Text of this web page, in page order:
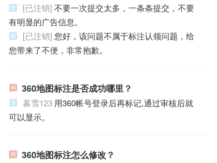
[已注销] 不要一次提交太多，一条条提交，不要
有明显的广告信息。
[已注销] 您好，该问题不属于标注认领问题，给
您带来了不便，非常抱歉。
360地图标注是否成功哪里？
暮雪123 用360帐号登录后再标记,通过审核后就
可以显示。
360地图标注怎么修改？